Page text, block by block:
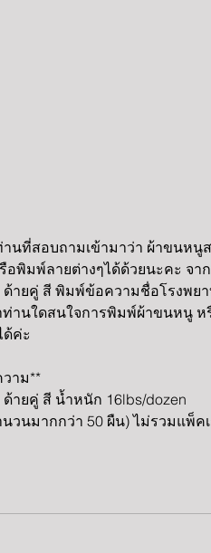
นที่สอบถามเข้ามาว่า ผ้าขนห
พิมพ์ลายต่างๆได้ด้วยนะคะ จา
ด้ายคู่ สี พิมพ์ข้อความชื่อโรงพ
านใดสนใจการพิมพ์ผ้าขนหนู
ด้ค่ะ
าม**
ด้ายคู่ สี น้ำหนัก 16lbs/dozen
นวนมากกว่า 50 ผืน) ไม่รวมแพ็ค